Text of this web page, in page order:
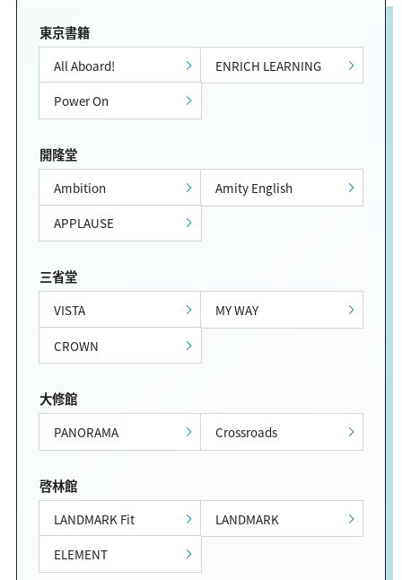
東京書籍
All Aboard!
ENRICH LEARNING
Power On
開隆堂
Ambition
Amity English
APPLAUSE
三省堂
VISTA
MY WAY
CROWN
大修館
PANORAMA Crossroads
啓林館
LANDMARK Fit
LANDMARK
ELEMENT